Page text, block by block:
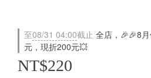
至08/31 04:00截止 全店，🎉🎉8
元，現折200元💥
NT$220